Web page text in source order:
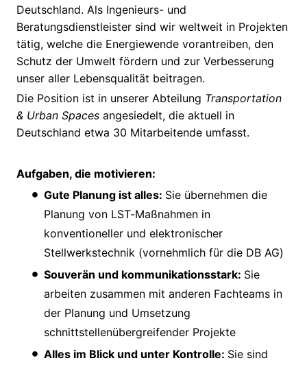
Deutschland. Als Ingenieurs- und
Beratungsdienstleister sind wir weltweit in Projekten
tätig, welche die Energiewende vorantreiben, den
Schutz der Umwelt fördern und zur Verbesserung
unser aller Lebensqualität beitragen.
Die Position ist in unserer Abteilung Transportation
& Urban Spaces angesiedelt, die aktuell in
Deutschland etwa 30 Mitarbeitende umfasst.
Aufgaben, die motivieren:
Gute Planung ist alles: Sie übernehmen die
Planung von LST-Maßnahmen in
konventioneller und elektronischer
Stellwerkstechnik (vornehmlich für die DB AG)
Souverän und kommunikationsstark: Sie
arbeiten zusammen mit anderen Fachteams in
der Planung und Umsetzung
schnittstellenübergreifender Projekte
Alles im Blick und unter Kontrolle: Sie sind